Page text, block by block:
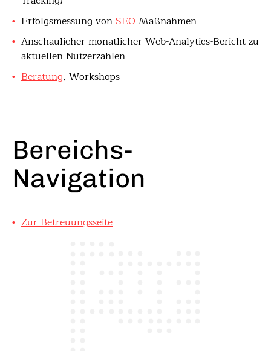
Erfolgsmessung vonSEO-Maßnahmen
Anschaulicher monatlicher Web-Analytics-Bericht zu
aktuellen Nutzerzahlen
Beratung, Workshops
Bereichs-
Navigation
Zur Betreuungsseite